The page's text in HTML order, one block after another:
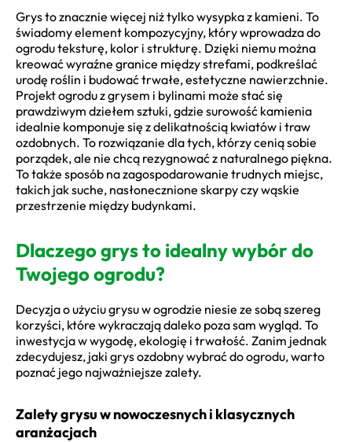
Grys to znacznie więcej niż tylko wysypka z kamieni. To
świadomy element kompozycyjny, który wprowadza do
ogrodu teksturę, kolor i strukturę. Dzięki niemu można
kreować wyraźne granice między strefami, podkreślać
urodę roślin i budować trwałe, estetyczne nawierzchnie.
Projekt ogrodu z grysem i bylinami może stać się
prawdziwym dziełem sztuki, gdzie surowość kamienia
idealnie komponuje się z delikatnością kwiatów i traw
ozdobnych. To rozwiązanie dla tych, którzy cenią sobie
porządek, ale nie chcą rezygnować z naturalnego piękna.
To także sposób na zagospodarowanie trudnych miejsc,
takich jak suche, nasłonecznione skarpy czy wąskie
przestrzenie między budynkami.
Dlaczego grys to idealny wybór do
Twojego ogrodu?
Decyzja o użyciu grysu w ogrodzie niesie ze sobą szereg
korzyści, które wykraczają daleko poza sam wygląd. To
inwestycja w wygodę, ekologię i trwałość. Zanim jednak
zdecydujesz, jaki grys ozdobny wybrać do ogrodu, warto
poznać jego najważniejsze zalety.
Zalety grysu w nowoczesnych i klasycznych
aranżacjach